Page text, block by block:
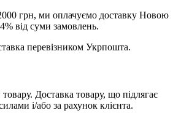
грн, ми оплачуємо доставку Новою
від суми замовлень.
перевізником Укрпошта.
Доставка товару, що підлягає
і/або за рахунок клієнта.